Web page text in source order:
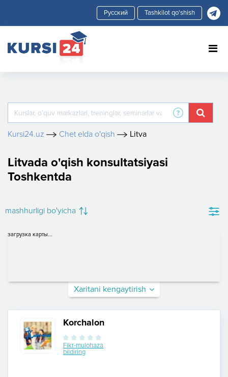
Tashkilot qo'shish
Kursi24.uz Chet elda o'qish Litva
Litvada o'qish konsultatsiyasi
Toshkentda
mashhurligi bo'yicha
загрузка карты...
Xaritani kengaytirish
Korchalon
Fikr-mulohaza
bildiring